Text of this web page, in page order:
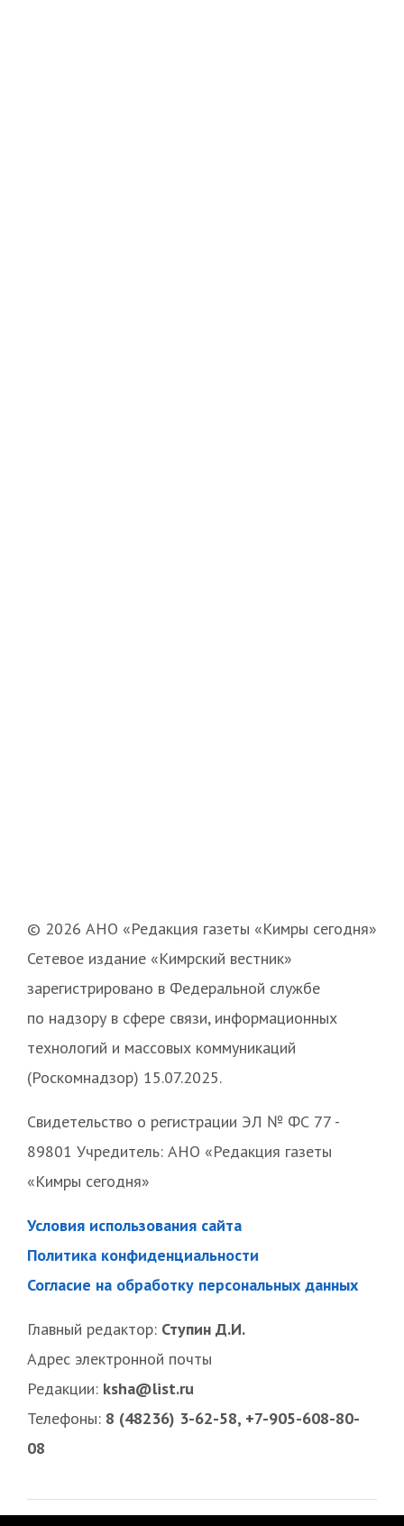
© 2026 АНО «Редакция газеты «Кимры сегодня»
Сетевое издание «Кимрский вестник»
зарегистрировано в Федеральной службе
по надзору в сфере связи, информационных
технологий и массовых коммуникаций
(Роскомнадзор) 15.07.2025.
Свидетельство о регистрации ЭЛ № ФС 77 -
89801 Учредитель: АНО «Редакция газеты
«Кимры сегодня»
Условия использования сайта
Политика конфиденциальности
Согласие на обработку персональных данных
Главный редактор: Ступин Д.И.
Адрес электронной почты
Редакции: ksha@list.ru
Телефоны: 8 (48236) 3-62-58, +7-905-608-80-
08